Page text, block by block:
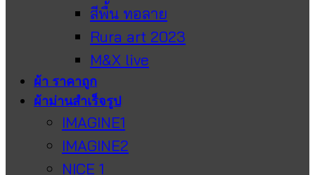
สีพื้น ทอลาย
Rura art 2023
M&X live
ผ้า ราคาถูก
ผ้าม่านสำเร็จรูป
IMAGINE1
IMAGINE2
NICE 1